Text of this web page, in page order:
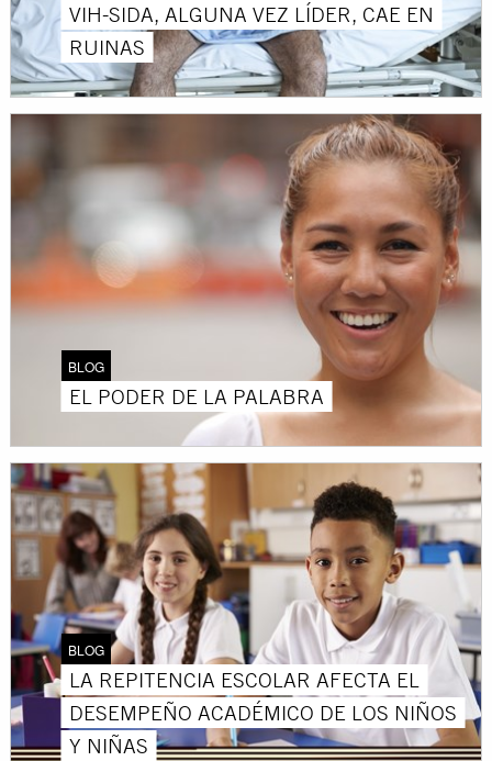
VIH-SIDA, ALGUNA VEZ LÍDER, CAE EN
RUINAS
BLOG
EL PODER DE LA PALABRA
BLOG
LA REPITENCIA ESCOLAR AFECTA EL
DESEMPEÑO ACADÉMICO DE LOS NIÑOS
Y NIÑAS